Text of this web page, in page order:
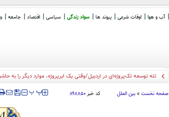
آب و هوا اوقات شرعی پیوند ها سواد زندگی سیاسی اقتصاد جامعه
تله توسعه تک‌پروژه‌ای در اردبیل/وقتی یک ابرپروژه، موارد دیگر را به
صفحه نخست » بین الملل کد خبر ۸۹۸۸۵۰ ‍‍‍ پ پ